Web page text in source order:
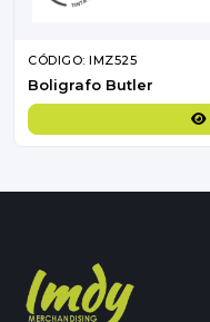
CÓDIGO: IMZ525
Boligrafo Butler